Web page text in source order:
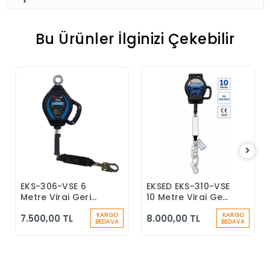
Bu Ürünler İlginizi Çekebilir
Sepete Ekle
EKS-306-VSE 6
Metre Viraj Geri
Durdurucu Keskin
7.500,00 TL KARGO
BEDAVA
Sepete Ekle
EKSED EKS-310-VSE
10 Metre Viraj Geri
Durdurucu
8.000,00 TL KARGO
BEDAVA